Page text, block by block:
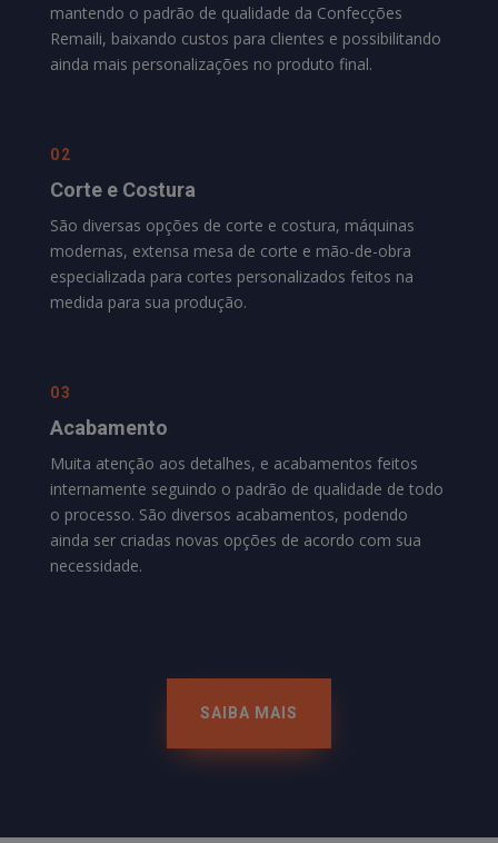
mantendo o padrão de qualidade da Confecções
Remaili, baixando custos para clientes e possibilitando
ainda mais personalizações no produto final.
02
Corte e Costura
São diversas opções de corte e costura, máquinas
modernas, extensa mesa de corte e mão-de-obra
especializada para cortes personalizados feitos na
medida para sua produção.
03
Acabamento
Muita atenção aos detalhes, e acabamentos feitos
internamente seguindo o padrão de qualidade de todo
o processo. São diversos acabamentos, podendo
ainda ser criadas novas opções de acordo com sua
necessidade.
SAIBA MAIS